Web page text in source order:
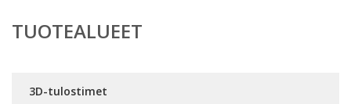
TUOTEALUEET
3D-tulostimet